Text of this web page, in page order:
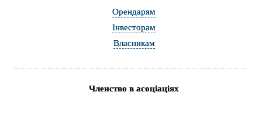
Орендарям
Інвесторам
Власникам
Членство в асоціаціях